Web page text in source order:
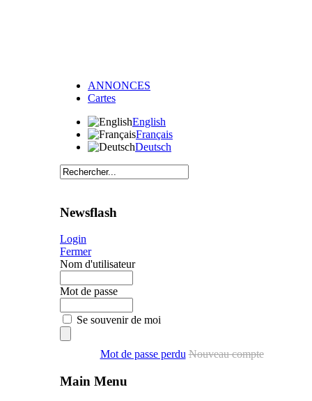
ANNONCES
Cartes
English
Français
Deutsch
Newsflash
Login
Fermer
Nom d'utilisateur
Mot de passe
Se souvenir de moi
Mot de passe perdu Nouveau compte
Main Menu